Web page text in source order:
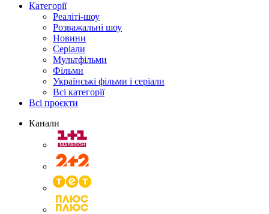
Категорії
Реаліті-шоу
Розважальні шоу
Новини
Серіали
Мультфільми
Фільми
Українські фільми і серіали
Всі категорії
Всі проєкти
Канали